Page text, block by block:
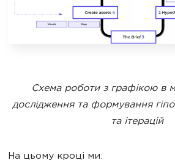
Схема роботи з графікою в
дослідження та формування
та ітерацій
На цьому кроці ми: